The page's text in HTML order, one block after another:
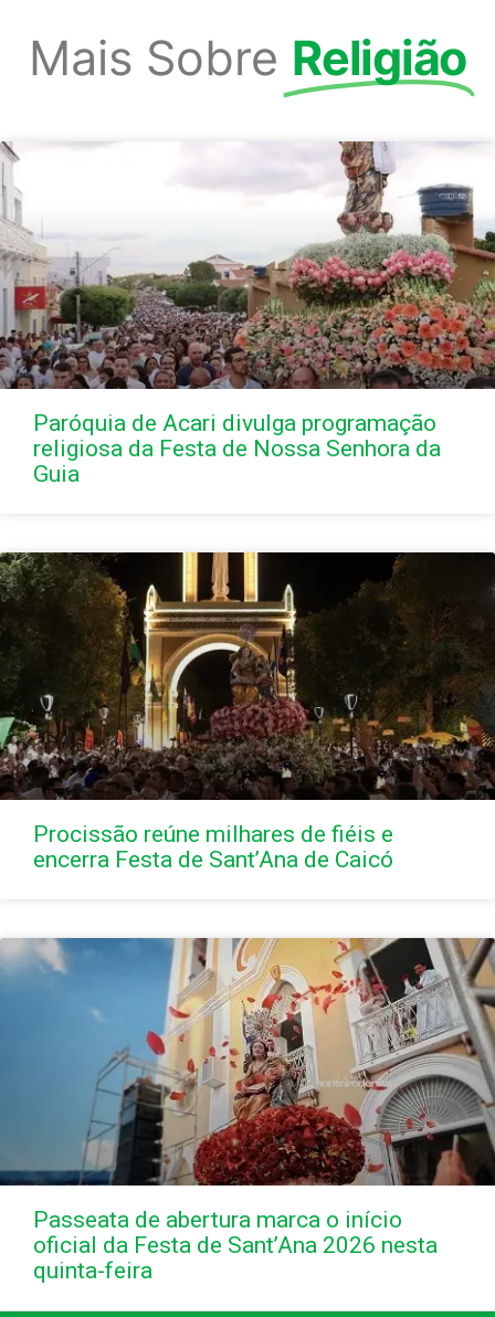
Mais Sobre Religião
Paróquia de Acari divulga programação
religiosa da Festa de Nossa Senhora da
Guia
Procissão reúne milhares de fiéis e
encerra Festa de Sant’Ana de Caicó
Passeata de abertura marca o início
oficial da Festa de Sant’Ana 2026 nesta
quinta-feira